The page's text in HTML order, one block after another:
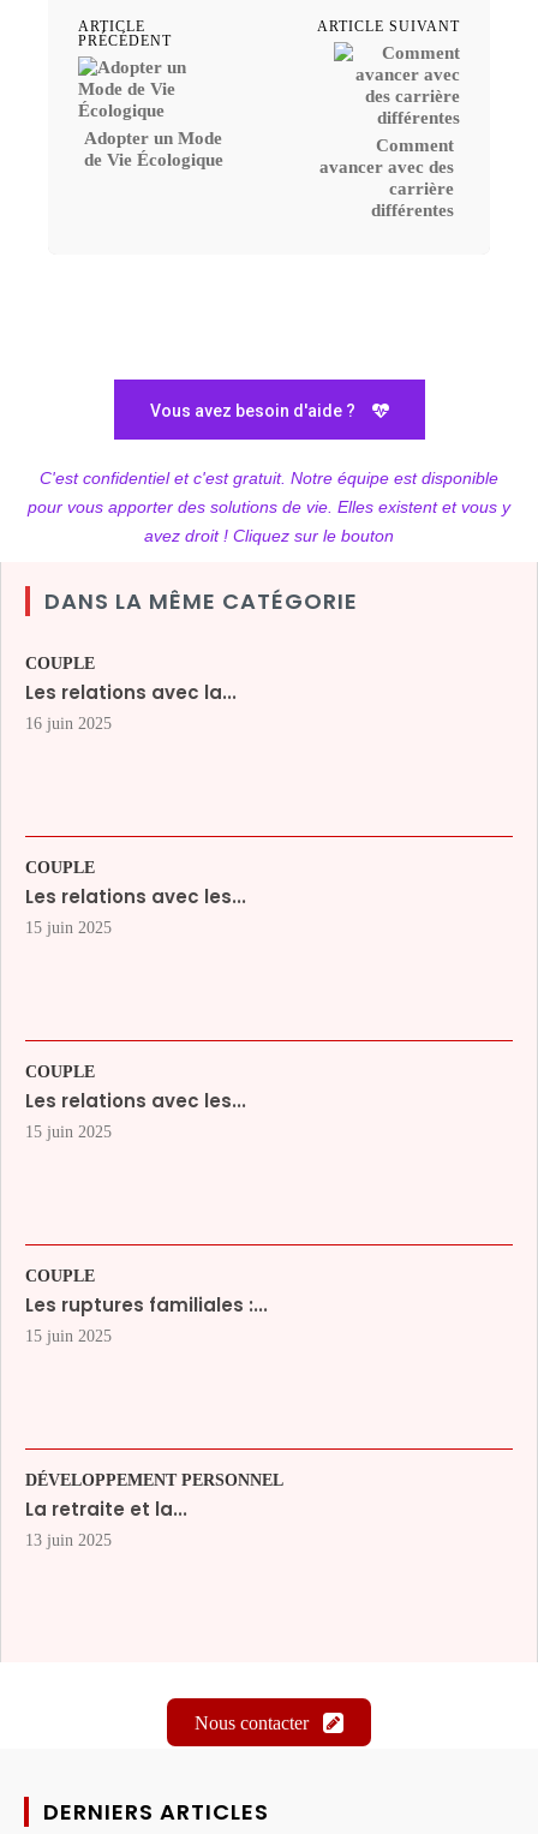
ARTICLE
PRÉCÉDENT
Adopter un Mode
de Vie Écologique
ARTICLE SUIVANT
Comment
avancer avec des
carrière
différentes
Vous avez besoin d'aide ?
C'est confidentiel et c'est gratuit. Notre équipe est disponible
pour vous apporter des solutions de vie. Elles existent et vous y
avez droit ! Cliquez sur le bouton
DANS LA MÊME CATÉGORIE
COUPLE
Les relations avec la...
16 juin 2025
COUPLE
Les relations avec les...
15 juin 2025
COUPLE
Les relations avec les...
15 juin 2025
COUPLE
Les ruptures familiales :...
15 juin 2025
DÉVELOPPEMENT PERSONNEL
La retraite et la...
13 juin 2025
Nous contacter
DERNIERS ARTICLES